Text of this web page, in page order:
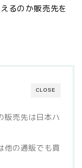
るのか販売先を
CLOSE
販売先は日本ハ
他の通販でも買